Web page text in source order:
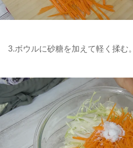
3.ボウルに砂糖を加えて軽く揉む。